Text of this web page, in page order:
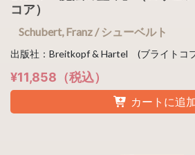
コア）
Schubert, Franz / シューベルト
出版社：Breitkopf & Hartel (ブライトコ
¥11,858（税込）
カートに追